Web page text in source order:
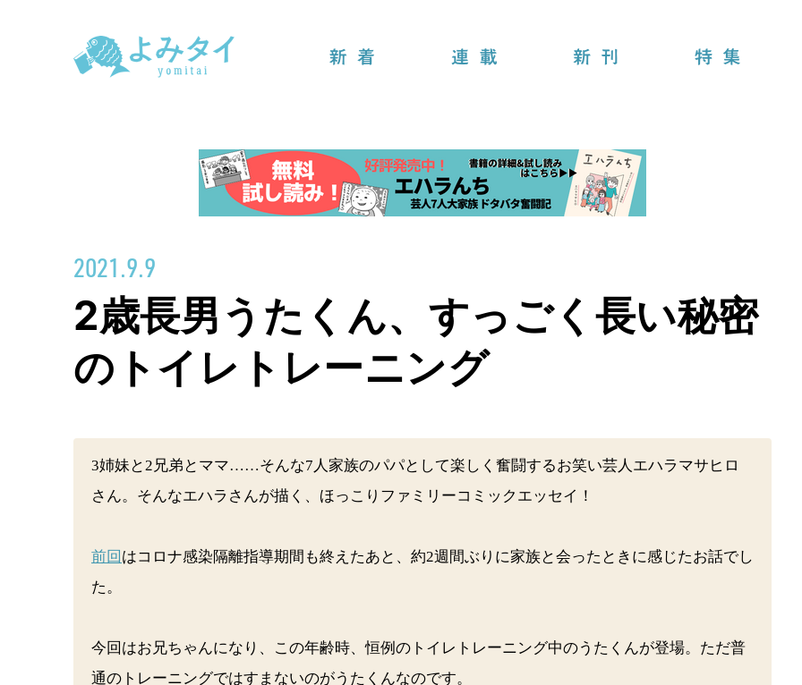
2021.9.9
2歳長男うたくん、すっごく長い秘密
のトイレトレーニング
3姉妹と2兄弟とママ……そんな7人家族のパパとして楽しく奮闘するお笑い芸人エハラマサヒロ
さん。そんなエハラさんが描く、ほっこりファミリーコミックエッセイ！
前回 はコロナ感染隔離指導期間も終えたあと、約2週間ぶりに家族と会ったときに感じたお話でし
た。
今回はお兄ちゃんになり、この年齢時、恒例のトイレトレーニング中のうたくんが登場。ただ普
通のトレーニングではすまないのがうたくんなのです。